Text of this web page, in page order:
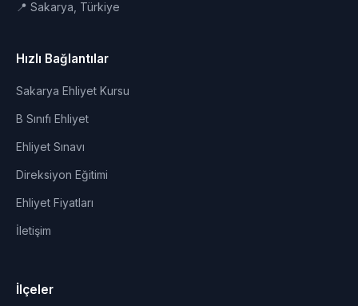
📍 Sakarya, Türkiye
Hızlı Bağlantılar
Sakarya Ehliyet Kursu
B Sınıfı Ehliyet
Ehliyet Sınavı
Direksiyon Eğitimi
Ehliyet Fiyatları
İletişim
İlçeler